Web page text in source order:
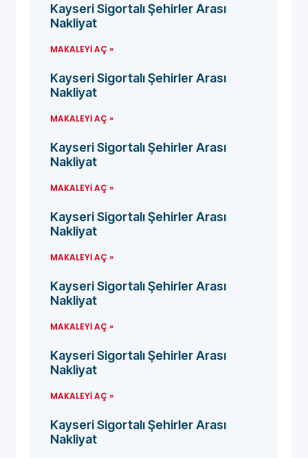
Kayseri Sigortalı Şehirler Arası
Nakliyat
MAKALEYI AÇ »
Kayseri Sigortalı Şehirler Arası
Nakliyat
MAKALEYI AÇ »
Kayseri Sigortalı Şehirler Arası
Nakliyat
MAKALEYI AÇ »
Kayseri Sigortalı Şehirler Arası
Nakliyat
MAKALEYI AÇ »
Kayseri Sigortalı Şehirler Arası
Nakliyat
MAKALEYI AÇ »
Kayseri Sigortalı Şehirler Arası
Nakliyat
MAKALEYI AÇ »
Kayseri Sigortalı Şehirler Arası
Nakliyat